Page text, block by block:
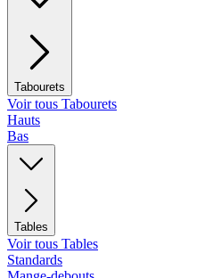
Tabourets
Voir tous Tabourets
Hauts
Bas
Tables
Voir tous Tables
Standards